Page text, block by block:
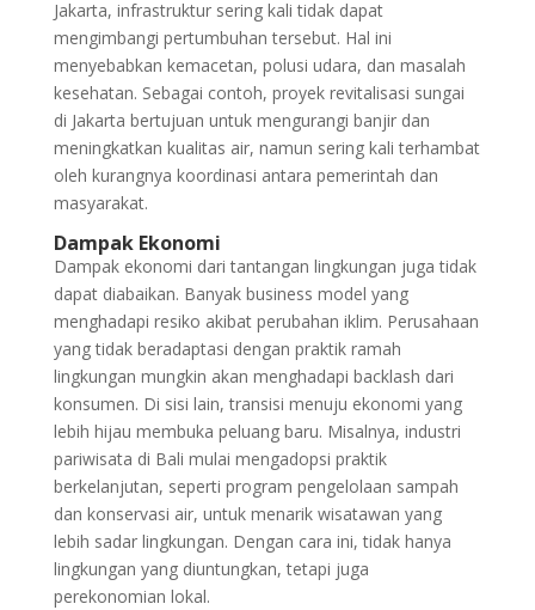
Jakarta, infrastruktur sering kali tidak dapat
mengimbangi pertumbuhan tersebut. Hal ini
menyebabkan kemacetan, polusi udara, dan masalah
kesehatan. Sebagai contoh, proyek revitalisasi sungai
di Jakarta bertujuan untuk mengurangi banjir dan
meningkatkan kualitas air, namun sering kali terhambat
oleh kurangnya koordinasi antara pemerintah dan
masyarakat.
Dampak Ekonomi
Dampak ekonomi dari tantangan lingkungan juga tidak
dapat diabaikan. Banyak business model yang
menghadapi resiko akibat perubahan iklim. Perusahaan
yang tidak beradaptasi dengan praktik ramah
lingkungan mungkin akan menghadapi backlash dari
konsumen. Di sisi lain, transisi menuju ekonomi yang
lebih hijau membuka peluang baru. Misalnya, industri
pariwisata di Bali mulai mengadopsi praktik
berkelanjutan, seperti program pengelolaan sampah
dan konservasi air, untuk menarik wisatawan yang
lebih sadar lingkungan. Dengan cara ini, tidak hanya
lingkungan yang diuntungkan, tetapi juga
perekonomian lokal.